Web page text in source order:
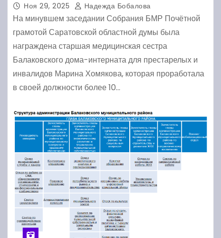
Ноя 29, 2025 Надежда Бобалова
На минувшем заседании Собрания БМР Почётной
грамотой Саратовской областной думы была
награждена старшая медицинская сестра
Балаковского дома-интерната для престарелых и
инвалидов Марина Хомякова, которая проработала
в своей должности более 10…